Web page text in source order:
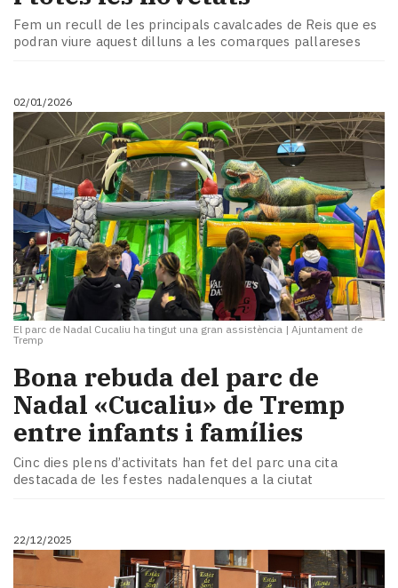
Fem un recull de les principals cavalcades de Reis que es
podran viure aquest dilluns a les comarques pallareses
02/01/2026
El parc de Nadal Cucaliu ha tingut una gran assistència | Ajuntament de
Tremp
Bona rebuda del parc de
Nadal «Cucaliu» de Tremp
entre infants i famílies
Cinc dies plens d’activitats han fet del parc una cita
destacada de les festes nadalenques a la ciutat
22/12/2025